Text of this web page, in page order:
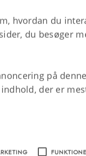
hvordan du
du besøger
på
der er